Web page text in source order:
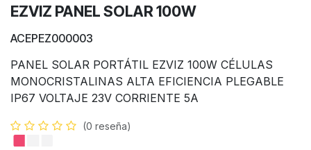
EZVIZ PANEL SOLAR 100W
ACEPEZ000003
PANEL SOLAR PORTÁTIL EZVIZ 100W CÉLULAS
MONOCRISTALINAS ALTA EFICIENCIA PLEGABLE
IP67 VOLTAJE 23V CORRIENTE 5A
(0 reseña)